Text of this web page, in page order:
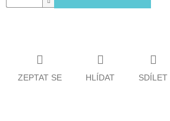
ZEPTAT SE HLÍDAT SDÍLET